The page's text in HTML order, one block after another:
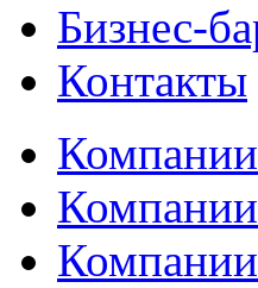
Бизнес-
Контакты